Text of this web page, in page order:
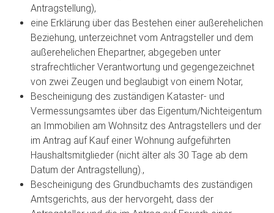
Antragstellung),
eine Erklärung über das Bestehen einer außerehelichen
Beziehung, unterzeichnet vom Antragsteller und dem
außerehelichen Ehepartner, abgegeben unter
strafrechtlicher Verantwortung und gegengezeichnet
von zwei Zeugen und beglaubigt von einem Notar,
Bescheinigung des zuständigen Kataster- und
Vermessungsamtes über das Eigentum/Nichteigentum
an Immobilien am Wohnsitz des Antragstellers und der
im Antrag auf Kauf einer Wohnung aufgeführten
Haushaltsmitglieder (nicht älter als 30 Tage ab dem
Datum der Antragstellung).,
Bescheinigung des Grundbuchamts des zuständigen
Amtsgerichts, aus der hervorgeht, dass der